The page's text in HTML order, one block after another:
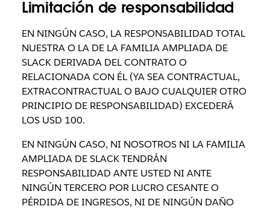
Limitación de responsabilidad
EN NINGÚN CASO, LA RESPONSABILIDAD TOTAL
NUESTRA O LA DE LA FAMILIA AMPLIADA DE
SLACK DERIVADA DEL CONTRATO O
RELACIONADA CON ÉL (YA SEA CONTRACTUAL,
EXTRACONTRACTUAL O BAJO CUALQUIER OTRO
PRINCIPIO DE RESPONSABILIDAD) EXCEDERÁ
LOS USD 100.
EN NINGÚN CASO, NI NOSOTROS NI LA FAMILIA
AMPLIADA DE SLACK TENDRÁN
RESPONSABILIDAD ANTE USTED NI ANTE
NINGÚN TERCERO POR LUCRO CESANTE O
PÉRDIDA DE INGRESOS, NI DE NINGÚN DAÑO